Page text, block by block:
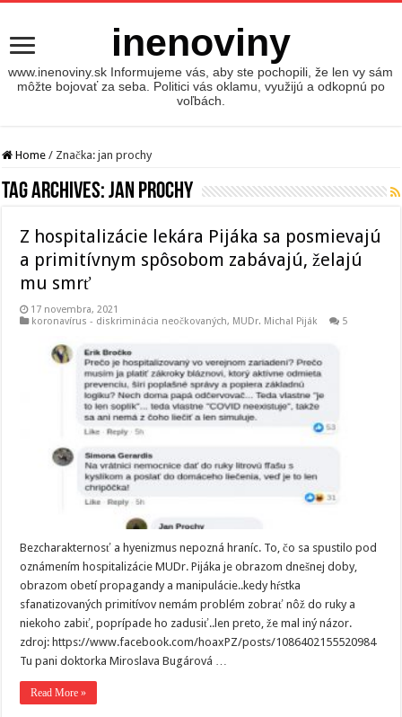
inenoviny
www.inenoviny.sk Informujeme vás, aby ste pochopili, že len vy sám
môžte bojovať za seba. Politici vás oklamu, využijú a odkopnú po
voľbách.
Home / Značka:jan prochy
Tag Archives:jan prochy
Z hospitalizácie lekára Pijáka sa posmievajú
a primitívnym spôsobom zabávajú, želajú
mu smrť
17 novembra, 2021
koronavírus - diskriminácia neočkovaných, MUDr. Michal Piják 5
Bezcharakternosť a hyenizmus nepozná hraníc. To, čo sa spustilo pod
oznámením hospitalizácie MUDr. Pijáka je obrazom dnešnej doby,
obrazom obetí propagandy a manipulácie..kedy hŕstka
sfanatizovaných primitívov nemám problém zobrať nôž do ruky a
niekoho zabiť, poprípade ho zadusiť..len preto, že mal iný názor.
zdroj: https://www.facebook.com/hoaxPZ/posts/1086402155520984
Tu pani doktorka Miroslava Bugárová …
Read More »